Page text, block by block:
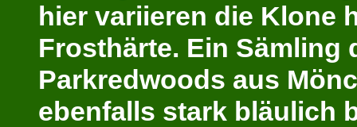
hier variieren die Klone
Frosthärte. Ein Sämling
Parkredwoods aus
ebenfalls stark bläulich